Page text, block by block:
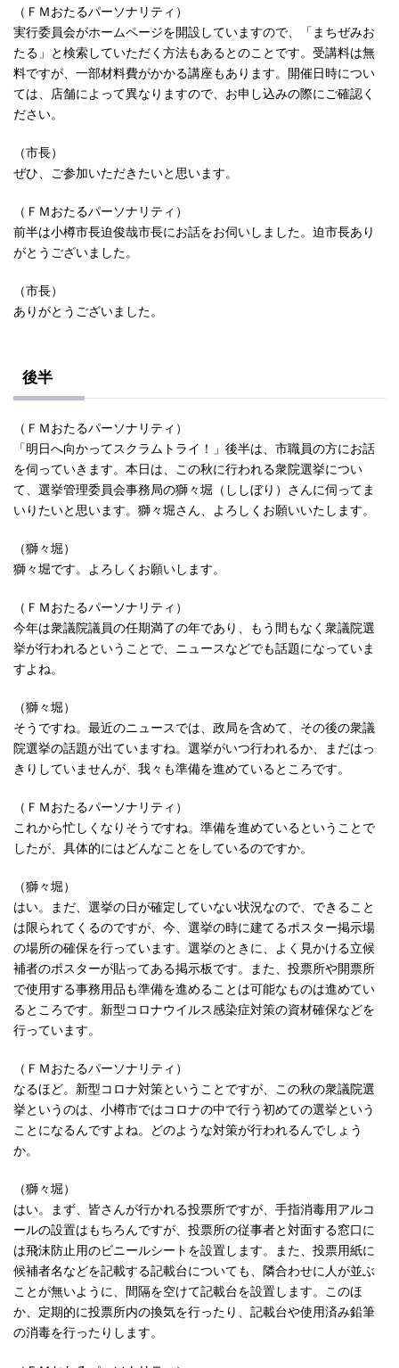
（ＦＭおたるパーソナリティ）
実行委員会がホームページを開設していますので、「まちぜみお
たる」と検索していただく方法もあるとのことです。受講料は無
料ですが、一部材料費がかかる講座もあります。開催日時につい
ては、店舗によって異なりますので、お申し込みの際にご確認く
ださい。
（市長）
ぜひ、ご参加いただきたいと思います。
（ＦＭおたるパーソナリティ）
前半は小樽市長迫俊哉市長にお話をお伺いしました。迫市長あり
がとうございました。
（市長）
ありがとうございました。
後半
（ＦＭおたるパーソナリティ）
「明日へ向かってスクラムトライ！」後半は、市職員の方にお話
を伺っていきます。本日は、この秋に行われる衆院選挙につい
て、選挙管理委員会事務局の獅々堀（ししぼり）さんに伺ってま
いりたいと思います。獅々堀さん、よろしくお願いいたします。
（獅々堀）
獅々堀です。よろしくお願いします。
（ＦＭおたるパーソナリティ）
今年は衆議院議員の任期満了の年であり、もう間もなく衆議院選
挙が行われるということで、ニュースなどでも話題になっていま
すよね。
（獅々堀）
そうですね。最近のニュースでは、政局を含めて、その後の衆議
院選挙の話題が出ていますね。選挙がいつ行われるか、まだはっ
きりしていませんが、我々も準備を進めているところです。
（ＦＭおたるパーソナリティ）
これから忙しくなりそうですね。準備を進めているということで
したが、具体的にはどんなことをしているのですか。
（獅々堀）
はい。まだ、選挙の日が確定していない状況なので、できること
は限られてくるのですが、今、選挙の時に建てるポスター掲示場
の場所の確保を行っています。選挙のときに、よく見かける立候
補者のポスターが貼ってある掲示板です。また、投票所や開票所
で使用する事務用品も準備を進めることは可能なものは進めてい
るところです。新型コロナウイルス感染症対策の資材確保などを
行っています。
（ＦＭおたるパーソナリティ）
なるほど。新型コロナ対策ということですが、この秋の衆議院選
挙というのは、小樽市ではコロナの中で行う初めての選挙という
ことになるんですよね。どのような対策が行われるんでしょう
か。
（獅々堀）
はい。まず、皆さんが行かれる投票所ですが、手指消毒用アルコ
ールの設置はもちろんですが、投票所の従事者と対面する窓口に
は飛沫防止用のビニールシートを設置します。また、投票用紙に
候補者名などを記載する記載台についても、隣合わせに人が並ぶ
ことが無いように、間隔を空けて記載台を設置します。このほ
か、定期的に投票所内の換気を行ったり、記載台や使用済み鉛筆
の消毒を行ったりします。